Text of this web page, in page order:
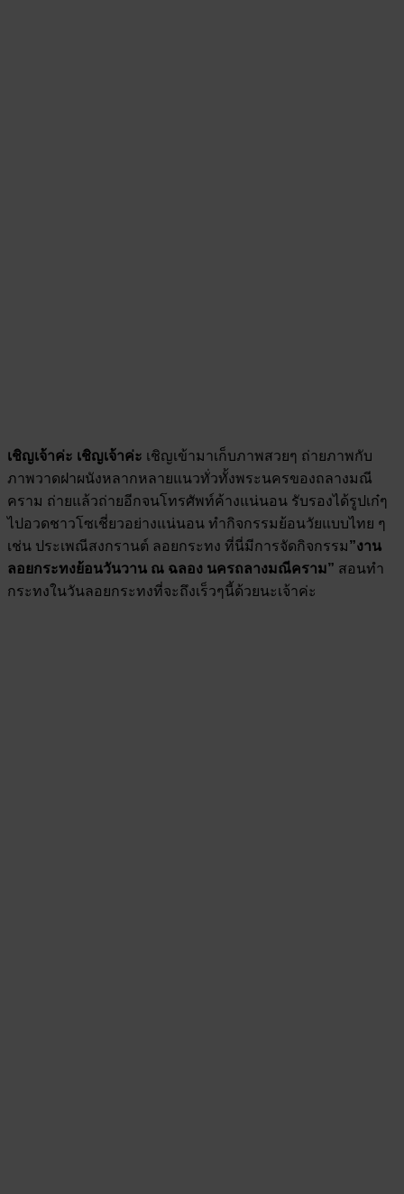
เชิญเจ้าค่ะ เชิญเจ้าค่ะ เชิญเข้ามาเก็บภาพสวยๆ ถ่ายภาพกับ
ภาพวาดฝาผนังหลากหลายแนวทั่วทั้งพระนครของถลางมณี
คราม ถ่ายแล้วถ่ายอีกจนโทรศัพท์ค้างแน่นอน รับรองได้รูปเก๋ๆ
ไปอวดชาวโซเชี่ยวอย่างแน่นอน ทำกิจกรรมย้อนวัยแบบไทย ๆ
เช่น ประเพณีสงกรานต์ ลอยกระทง ที่นี่มีการจัดกิจกรรม”งาน
ลอยกระทงย้อนวันวาน ณ ฉลอง นครถลางมณีคราม” สอนทำ
กระทงในวันลอยกระทงที่จะถึงเร็วๆนี้ด้วยนะเจ้าค่ะ